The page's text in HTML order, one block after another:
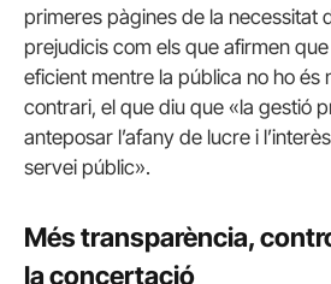
primeres pàgines de la necessitat
prejudicis com els que afirmen
eficient mentre la pública no ho és
contrari, el que diu que «la gestió
anteposar l’afany de lucre i
servei públic».
Més transparència,
la concertació